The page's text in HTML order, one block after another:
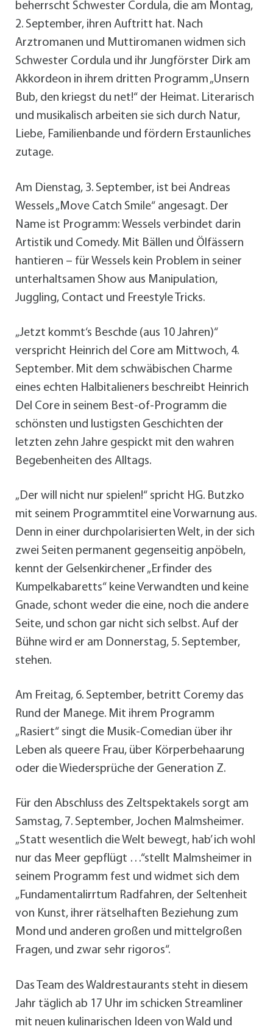
beherrscht Schwester Cordula, die am Montag,
2. September, ihren Auftritt hat. Nach
Arztromanen und Muttiromanen widmen sich
Schwester Cordula und ihr Jungförster Dirk am
Akkordeon in ihrem dritten Programm „Unsern
Bub, den kriegst du net!“ der Heimat. Literarisch
und musikalisch arbeiten sie sich durch Natur,
Liebe, Familienbande und fördern Erstaunliches
zutage.
Am Dienstag, 3. September, ist bei Andreas
Wessels „Move Catch Smile“ angesagt. Der
Name ist Programm: Wessels verbindet darin
Artistik und Comedy. Mit Bällen und Ölfässern
hantieren – für Wessels kein Problem in seiner
unterhaltsamen Show aus Manipulation,
Juggling, Contact und Freestyle Tricks.
„Jetzt kommt‘s Beschde (aus 10 Jahren)“
verspricht Heinrich del Core am Mittwoch, 4.
September. Mit dem schwäbischen Charme
eines echten Halbitalieners beschreibt Heinrich
Del Core in seinem Best-of-Programm die
schönsten und lustigsten Geschichten der
letzten zehn Jahre gespickt mit den wahren
Begebenheiten des Alltags.
„Der will nicht nur spielen!“ spricht HG. Butzko
mit seinem Programmtitel eine Vorwarnung aus.
Denn in einer durchpolarisierten Welt, in der sich
zwei Seiten permanent gegenseitig anpöbeln,
kennt der Gelsenkirchener „Erfinder des
Kumpelkabaretts“ keine Verwandten und keine
Gnade, schont weder die eine, noch die andere
Seite, und schon gar nicht sich selbst. Auf der
Bühne wird er am Donnerstag, 5. September,
stehen.
Am Freitag, 6. September, betritt Coremy das
Rund der Manege. Mit ihrem Programm
„Rasiert“ singt die Musik-Comedian über ihr
Leben als queere Frau, über Körperbehaarung
oder die Wiedersprüche der Generation Z.
Für den Abschluss des Zeltspektakels sorgt am
Samstag, 7. September, Jochen Malmsheimer.
„Statt wesentlich die Welt bewegt, hab’ ich wohl
nur das Meer gepflügt …“stellt Malmsheimer in
seinem Programm fest und widmet sich dem
„Fundamentalirrtum Radfahren, der Seltenheit
von Kunst, ihrer rätselhaften Beziehung zum
Mond und anderen großen und mittelgroßen
Fragen, und zwar sehr rigoros“.
Das Team des Waldrestaurants steht in diesem
Jahr täglich ab 17 Uhr im schicken Streamliner
mit neuen kulinarischen Ideen von Wald und